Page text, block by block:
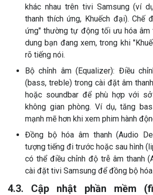
khác nhau trên tivi Samsung (ví
thanh thích ứng, Khuếch đại). Chế
ứng" thường tự động tối ưu hóa âm
dung bạn đang xem, trong khi
rõ tiếng nói.
Bộ chỉnh âm (Equalizer): Điều
(bass, treble) trong cài đặt âm
hoặc soundbar để phù hợp với
không gian phòng. Ví dụ, tăng
mạnh mẽ hơn khi xem phim hành
Đồng bộ hóa âm thanh (Audio
tượng tiếng đi trước hoặc sau hình
có thể điều chỉnh độ trễ âm thanh
cài đặt tivi Samsung để đồng bộ hóa
4.3. Cập nhật phần mềm